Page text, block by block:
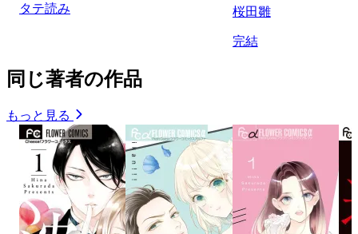
タテ読み 桜田雛
完結
同じ著者の作品
もっと見る